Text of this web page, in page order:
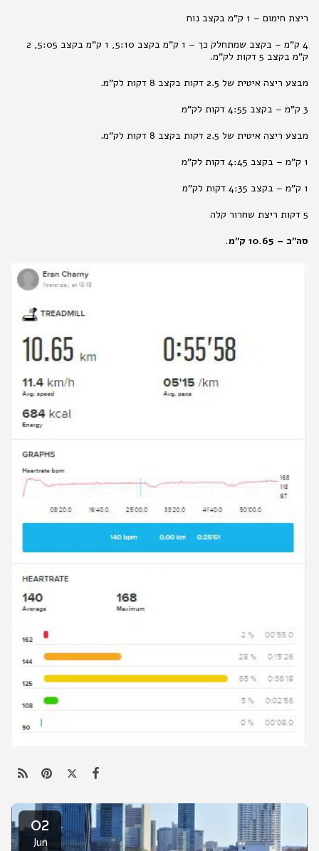
ריצת חימום – 1 ק"מ בקצב נוח
4 ק"מ – בקצב שמתחלק כך – 1 ק"מ בקצב 5:10, 1 ק"מ בקצב 5:05, 2
ק"מ בקצב 5 דקות לק"מ.
מבצע ריצה איטית של 2.5 דקות בקצב 8 דקות לק"מ.
3 ק"מ – בקצב 4:55 דקות לק"מ
מבצע ריצה איטית של 2.5 דקות בקצב 8 דקות לק"מ.
1 ק"מ – בקצב 4:45 דקות לק"מ
1 ק"מ – בקצב 4:35 דקות לק"מ
5 דקות ריצת שחרור קלה
סה"כ – 10.65 ק"מ.
02
Jun